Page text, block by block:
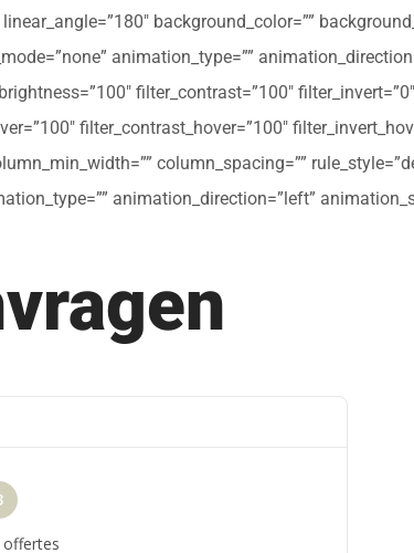
background_color=””
animation_type=””
filter_contrast=”100″
filter_contrast_hover=”100″
column_spacing=””
animation_direction=”left”